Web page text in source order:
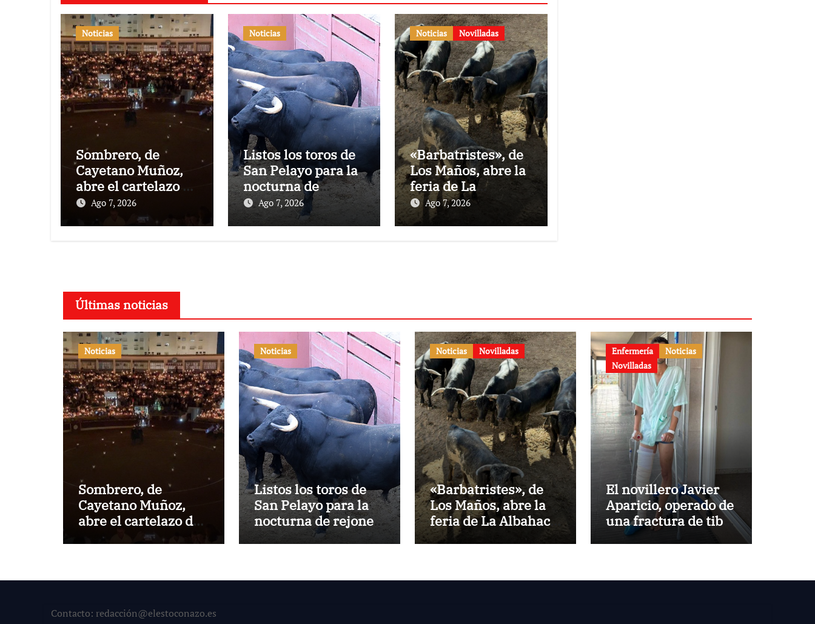
Noticias
Sombrero, de
Cayetano Muñoz,
abre el cartelazo de
Marbella
Ago 7, 2026
Noticias
Listos los toros de
San Pelayo para la
nocturna de
rejones en El
Puerto
Ago 7, 2026
Noticias Novilladas
«Barbatristes», de
Los Maños, abre la
feria de La
Albahaca de
Huesca
Ago 7, 2026
Últimas noticias
Noticias
Sombrero, de
Cayetano Muñoz,
abre el cartelazo de
Marbella
Noticias
Listos los toros de
San Pelayo para la
nocturna de rejones
en El Puerto
Noticias Novilladas
«Barbatristes», de
Los Maños, abre la
feria de La Albahaca
de Huesca
Enfermería
Noticias
Novilladas
El novillero Javier
Aparicio, operado de
una fractura de tibia
y peroné
Contacto: redacción@elestoconazo.es